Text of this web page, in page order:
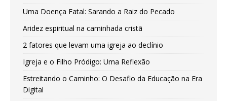
Uma Doença Fatal: Sarando a Raiz do Pecado
Aridez espiritual na caminhada cristã
2 fatores que levam uma igreja ao declínio
Igreja e o Filho Pródigo: Uma Reflexão
Estreitando o Caminho: O Desafio da Educação na Era
Digital